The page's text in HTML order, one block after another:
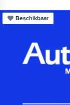
Beschikbaar